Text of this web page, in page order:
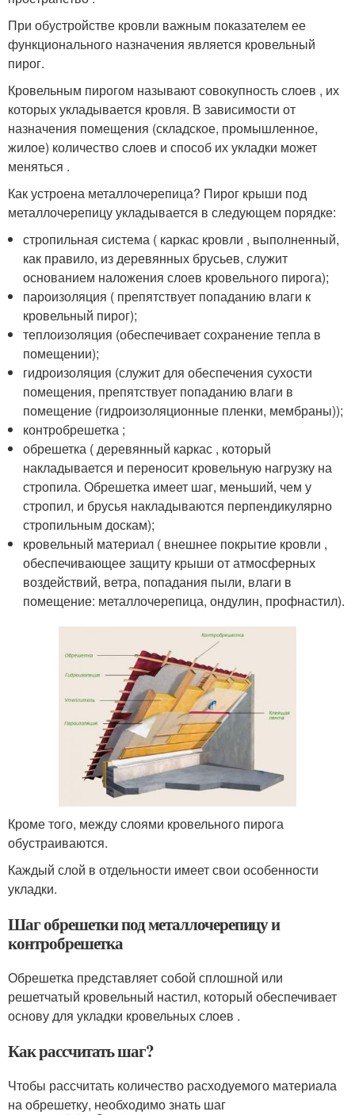
При обустройстве кровли важным показателем ее
функционального назначения является кровельный
пирог.
Кровельным пирогом называют совокупность слоев , их
которых укладывается кровля. В зависимости от
назначения помещения (складское, промышленное,
жилое) количество слоев и способ их укладки может
меняться .
Как устроена металлочерепица? Пирог крыши под
металлочерепицу укладывается в следующем порядке:
стропильная система ( каркас кровли , выполненный,
как правило, из деревянных брусьев, служит
основанием наложения слоев кровельного пирога);
пароизоляция ( препятствует попаданию влаги к
кровельный пирог);
теплоизоляция (обеспечивает сохранение тепла в
помещении);
гидроизоляция (служит для обеспечения сухости
помещения, препятствует попаданию влаги в
помещение (гидроизоляционные пленки, мембраны));
контробрешетка ;
обрешетка ( деревянный каркас , который
накладывается и переносит кровельную нагрузку на
стропила. Обрешетка имеет шаг, меньший, чем у
стропил, и брусья накладываются перпендикулярно
стропильным доскам);
кровельный материал ( внешнее покрытие кровли ,
обеспечивающее защиту крыши от атмосферных
воздействий, ветра, попадания пыли, влаги в
помещение: металлочерепица, ондулин, профнастил).
Кроме того, между слоями кровельного пирога
обустраиваются.
Каждый слой в отдельности имеет свои особенности
укладки.
Шаг обрешетки под металлочерепицу и
контробрешетка
Обрешетка представляет собой сплошной или
решетчатый кровельный настил, который обеспечивает
основу для укладки кровельных слоев .
Как рассчитать шаг?
Чтобы рассчитать количество расходуемого материала
на обрешетку, необходимо знать шаг